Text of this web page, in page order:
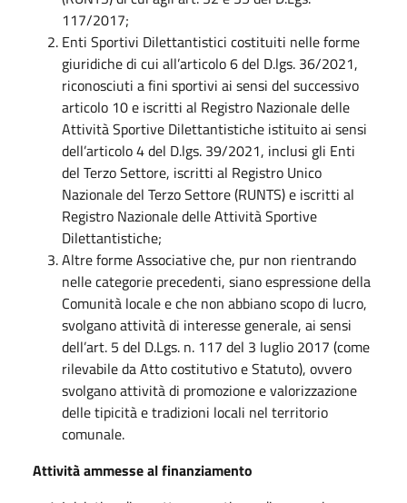
117/2017;
Enti Sportivi Dilettantistici costituiti nelle forme
giuridiche di cui all’articolo 6 del D.lgs. 36/2021,
riconosciuti a fini sportivi ai sensi del successivo
articolo 10 e iscritti al Registro Nazionale delle
Attività Sportive Dilettantistiche istituito ai sensi
dell’articolo 4 del D.lgs. 39/2021, inclusi gli Enti
del Terzo Settore, iscritti al Registro Unico
Nazionale del Terzo Settore (RUNTS) e iscritti al
Registro Nazionale delle Attività Sportive
Dilettantistiche;
Altre forme Associative che, pur non rientrando
nelle categorie precedenti, siano espressione della
Comunità locale e che non abbiano scopo di lucro,
svolgano attività di interesse generale, ai sensi
dell’art. 5 del D.Lgs. n. 117 del 3 luglio 2017 (come
rilevabile da Atto costitutivo e Statuto), ovvero
svolgano attività di promozione e valorizzazione
delle tipicità e tradizioni locali nel territorio
comunale.
Attività ammesse al finanziamento